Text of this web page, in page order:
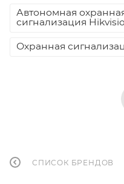
Автономная
сигнализация
Охранная
СПИСОК БРЕНДОВ